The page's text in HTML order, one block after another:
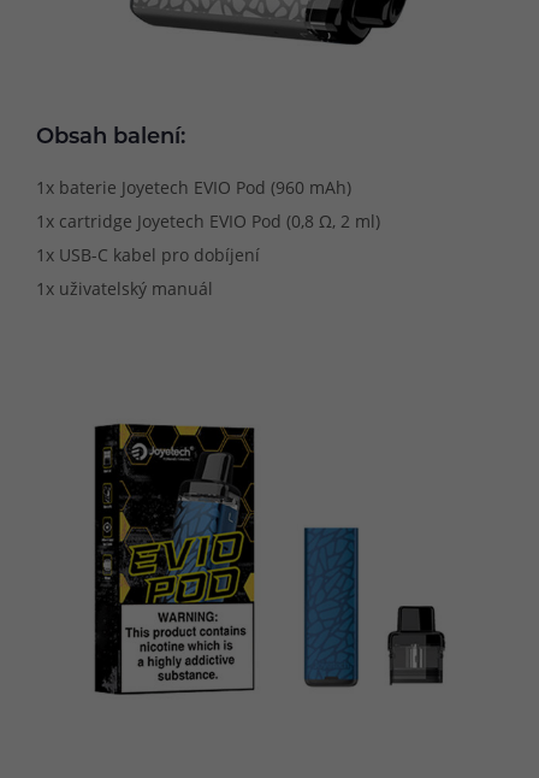
Obsah balení:
1x baterie Joyetech EVIO Pod (960 mAh)
1x cartridge Joyetech EVIO Pod (0,8 Ω, 2 ml)
1x USB-C kabel pro dobíjení
1x uživatelský manuál